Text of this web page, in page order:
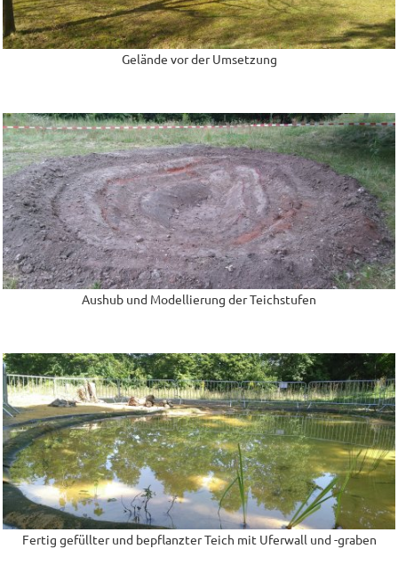
Gelände vor der Umsetzung
Aushub und Modellierung der Teichstufen
Fertig gefüllter und bepflanzter Teich mit Uferwall und -graben